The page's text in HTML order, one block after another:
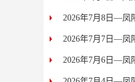
2026年7月8日—凤
2026年7月7日—凤
2026年7月6日—凤